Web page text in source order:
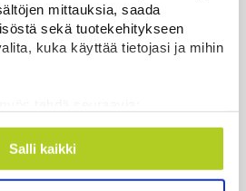
mittauksia, saada
sekä tuotekehitykseen
kuka käyttää tietojasi ja mihin
sijainnistasi,
metrin tarkkuudella
(sormenjäljen
Salli kaikki